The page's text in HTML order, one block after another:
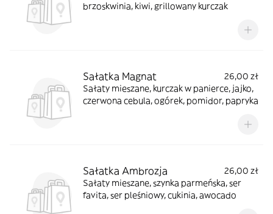
brzoskwinia, kiwi, grillowany kurczak
Sałatka Magnat
26,00 zł
Sałaty mieszane, kurczak w panierce, jajko,
czerwona cebula, ogórek, pomidor, papryka
Sałatka Ambrozja
26,00 zł
Sałaty mieszane, szynka parmeńska, ser
favita, ser pleśniowy, cukinia, awocado